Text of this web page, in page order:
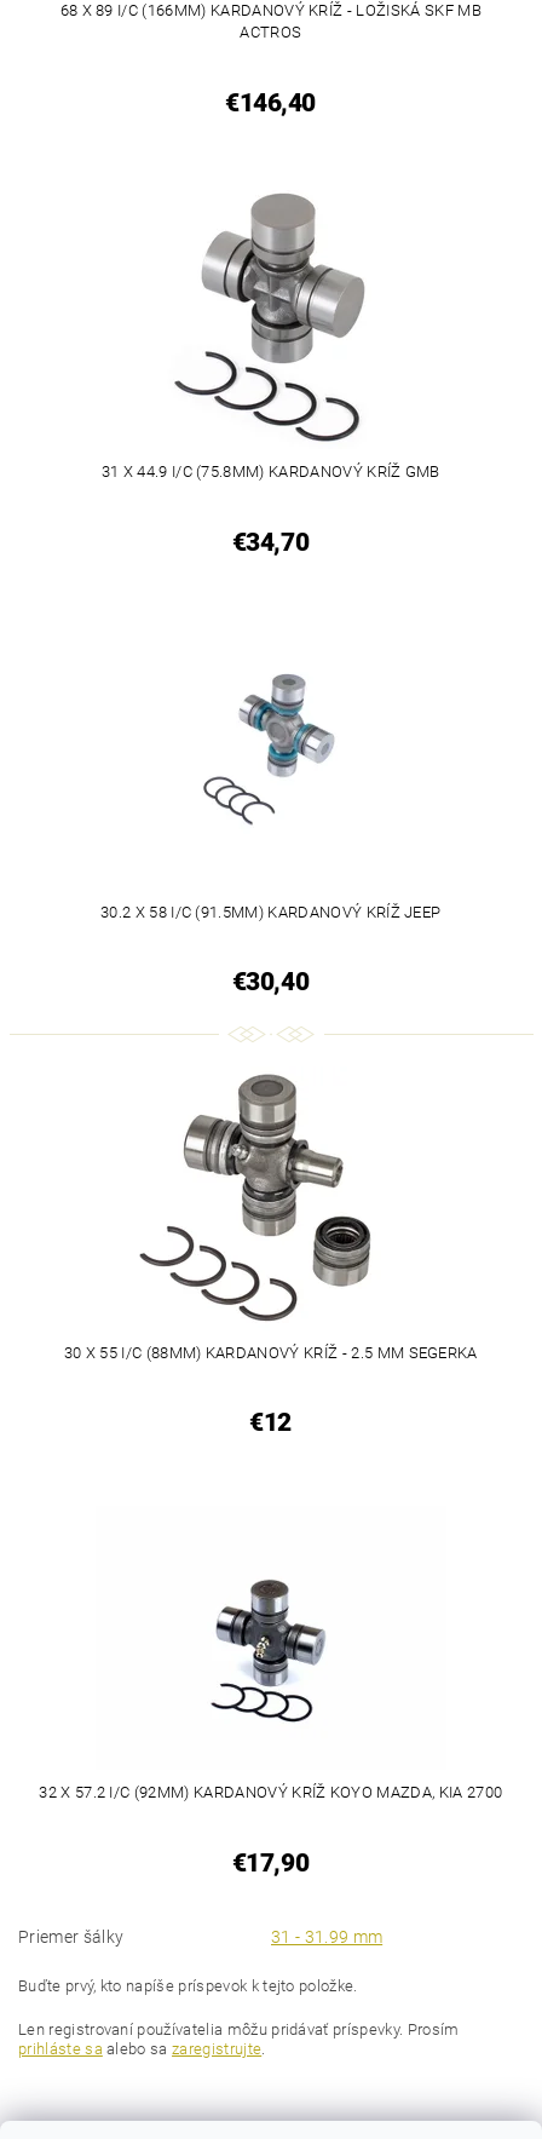
68 X 89 I/C (166MM) KARDANOVÝ KRÍŽ - LOŽISKÁ SKF MB
ACTROS
€146,40
31 X 44.9 I/C (75.8MM) KARDANOVÝ KRÍŽ GMB
€34,70
30.2 X 58 I/C (91.5MM) KARDANOVÝ KRÍŽ JEEP
€30,40
30 X 55 I/C (88MM) KARDANOVÝ KRÍŽ - 2.5 MM SEGERKA
€12
32 X 57.2 I/C (92MM) KARDANOVÝ KRÍŽ KOYO MAZDA, KIA 2700
€17,90
Priemer šálky 31 - 31.99 mm
Buďte prvý, kto napíše príspevok k tejto položke.
Len registrovaní používatelia môžu pridávať príspevky. Prosím
prihláste sa alebo sazaregistrujte